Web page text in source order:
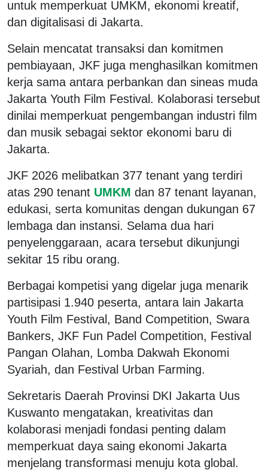
untuk memperkuat UMKM, ekonomi kreatif,
dan digitalisasi di Jakarta.
Selain mencatat transaksi dan komitmen
pembiayaan, JKF juga menghasilkan komitmen
kerja sama antara perbankan dan sineas muda
Jakarta Youth Film Festival. Kolaborasi tersebut
dinilai memperkuat pengembangan industri film
dan musik sebagai sektor ekonomi baru di
Jakarta.
JKF 2026 melibatkan 377 tenant yang terdiri
atas 290 tenant UMKM dan 87 tenant layanan,
edukasi, serta komunitas dengan dukungan 67
lembaga dan instansi. Selama dua hari
penyelenggaraan, acara tersebut dikunjungi
sekitar 15 ribu orang.
Berbagai kompetisi yang digelar juga menarik
partisipasi 1.940 peserta, antara lain Jakarta
Youth Film Festival, Band Competition, Swara
Bankers, JKF Fun Padel Competition, Festival
Pangan Olahan, Lomba Dakwah Ekonomi
Syariah, dan Festival Urban Farming.
Sekretaris Daerah Provinsi DKI Jakarta Uus
Kuswanto mengatakan, kreativitas dan
kolaborasi menjadi fondasi penting dalam
memperkuat daya saing ekonomi Jakarta
menjelang transformasi menuju kota global.